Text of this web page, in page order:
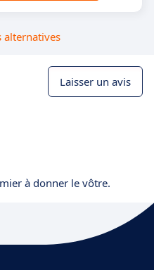
alternatives
Laisser un avis
à donner le vôtre.